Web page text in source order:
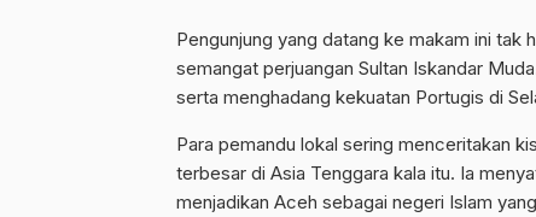
Pengunjung yang datang ke makam ini tak
semangat perjuangan Sultan Iskandar
serta menghadang kekuatan Portugis di
Para pemandu lokal sering menceritakan
terbesar di Asia Tenggara kala itu. Ia
menjadikan Aceh sebagai negeri Islam